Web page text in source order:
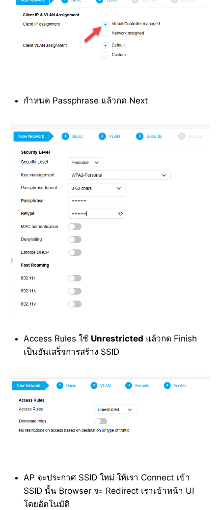
กำหนด Passphrase แล้วกด Next
Access Rules ใช้ Unrestricted แล้วกด Finish
เป็นอันเสร็จการสร้าง SSID
AP จะประกาศ SSID ใหม่ ให้เรา Connect เข้า
SSID นั้น Browser จะ Redirect เราเข้าหน้า UI
โดยอัตโนมัติ